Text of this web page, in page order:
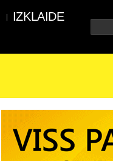
IZKLAIDE